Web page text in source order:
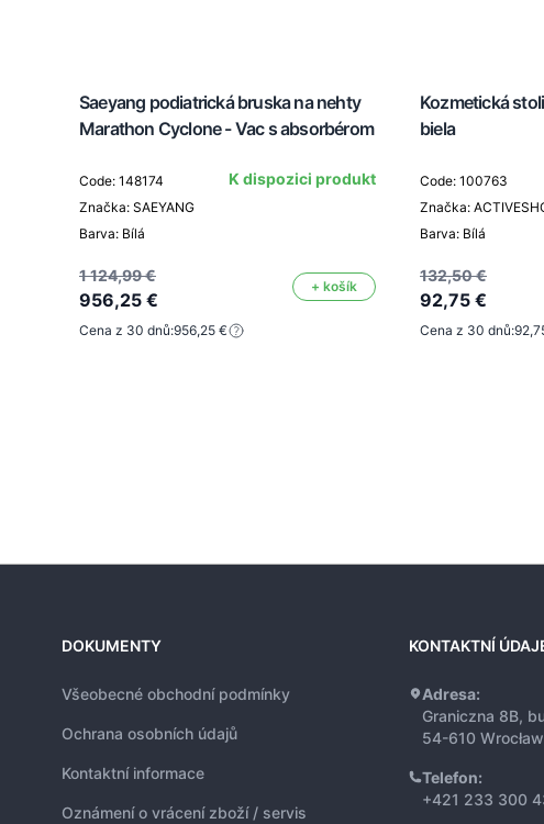
Saeyang podiatrická bruska na nehty
Marathon Cyclone - Vac s absorbérom
Code: 148174
Značka: SAEYANG
Barva: Bílá
K dispozici produkt
1 124,99 €
956,25 €
+ košík
Cena z 30 dnů:956,25 €
Kozmetická
biela
Code: 100763
Značka:
Barva: Bílá
132,50 €
92,75 €
Cena z 30 dnů:
DOKUMENTY
Všeobecné obchodní podmínky
Ochrana osobních údajů
Kontaktní informace
Oznámení o vrácení zboží / servis
KONTAKTNÍ
Adresa:
Graniczna 8B,
54-610 Wrocław
Telefon:
+421 233 300